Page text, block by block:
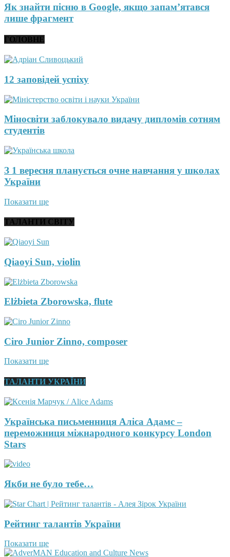
Як знайти пісню в Google, якщо запам’ятався
лише фрагмент
ГОЛОВНЕ
12 заповідей успіху
Міносвіти заблокувало видачу дипломів сотням
студентів
З 1 вересня планується очне навчання у школах
України
Показати ще
ТАЛАНТИ СВІТУ
Qiaoyi Sun, violin
Elżbieta Zborowska, flute
Ciro Junior Zinno, composer
Показати ще
ТАЛАНТИ УКРАЇНИ
Українська письменниця Аліса Адамс –
переможниця міжнародного конкурсу London
Stars
Якби не було тебе…
Рейтинг талантів України
Показати ще